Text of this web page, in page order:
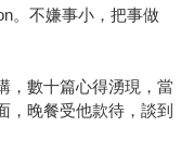
。不嫌事小，把事做
，數十篇心得湧現，當
，晚餐受他款待，談到